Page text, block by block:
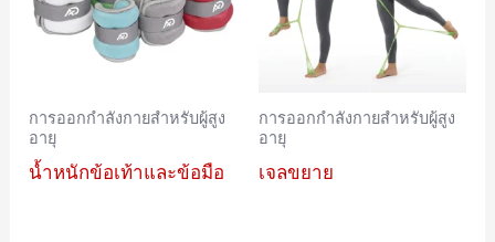
การออกกำลังกายสำหรับผู้สูง
อายุ
น้ำหนักข้อเท้าและข้อมือ
การออกกำลังกายสำหรับผู้สูง
อายุ
เจลขยาย